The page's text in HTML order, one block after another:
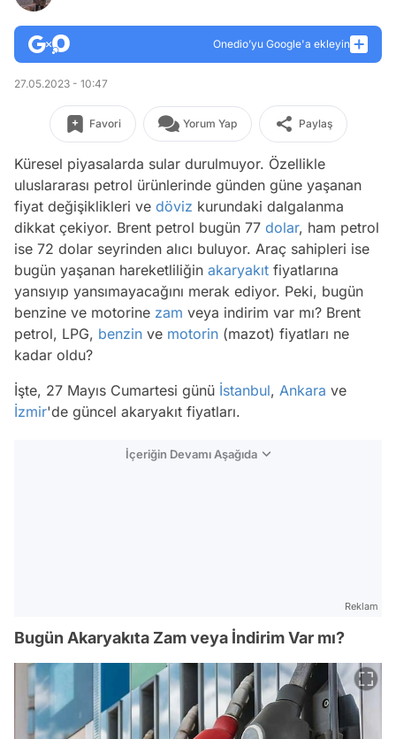
Onedio’yu Google'a ekleyin
27.05.2023 - 10:47
Favori Yorum Yap Paylaş
Küresel piyasalarda sular durulmuyor. Özellikle
uluslararası petrol ürünlerinde günden güne yaşanan
fiyat değişiklikleri ve döviz kurundaki dalgalanma
dikkat çekiyor. Brent petrol bugün 77 dolar, ham petrol
ise 72 dolar seyrinden alıcı buluyor. Araç sahipleri ise
bugün yaşanan hareketliliğin akaryakıt fiyatlarına
yansıyıp yansımayacağını merak ediyor. Peki, bugün
benzine ve motorine zam veya indirim var mı? Brent
petrol, LPG, benzin ve motorin (mazot) fiyatları ne
kadar oldu?
İşte, 27 Mayıs Cumartesi günü İstanbul, Ankara ve
İzmir'de güncel akaryakıt fiyatları.
İçeriğin Devamı Aşağıda
Reklam
Bugün Akaryakıta Zam veya İndirim Var mı?